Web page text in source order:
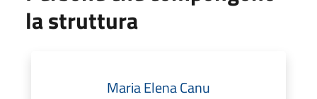
la struttura
Maria Elena Canu